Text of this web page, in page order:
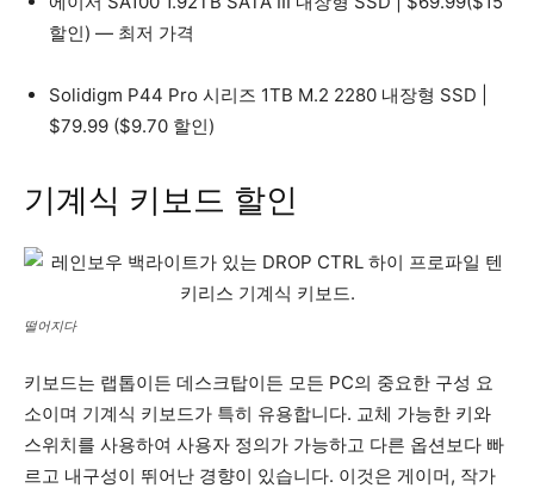
할인) — 최저 가격
Solidigm P44 Pro 시리즈 1TB M.2 2280 내장형 SSD |
$79.99 ($9.70 할인)
기계식 키보드 할인
떨어지다
키보드는 랩톱이든 데스크탑이든 모든 PC의 중요한 구성 요
소이며 기계식 키보드가 특히 유용합니다. 교체 가능한 키와
스위치를 사용하여 사용자 정의가 가능하고 다른 옵션보다 빠
르고 내구성이 뛰어난 경향이 있습니다. 이것은 게이머, 작가